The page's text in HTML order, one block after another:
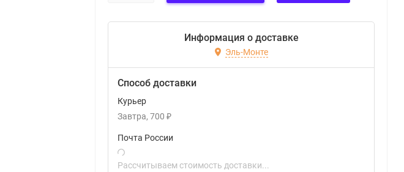
Информация о доставке
Эль-Монте
Способ доставки
Курьер
Завтра 700 ₽
Почта России
Рассчитываем стоимость доставки...